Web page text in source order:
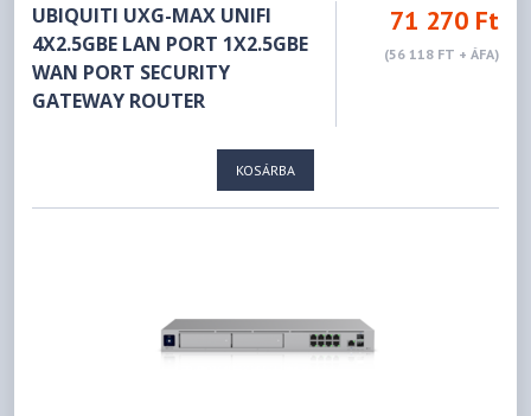
UBIQUITI UXG-MAX UNIFI
4X2.5GBE LAN PORT 1X2.5GBE
WAN PORT SECURITY
GATEWAY ROUTER
71 270 Ft
(56 118 FT + ÁFA)
KOSÁRBA